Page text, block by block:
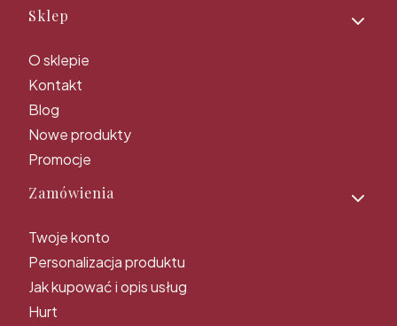
Linki w stopce
Sklep
O sklepie
Kontakt
Blog
Nowe produkty
Promocje
Zamówienia
Twoje konto
Personalizacja produktu
Jak kupować i opis usług
Hurt